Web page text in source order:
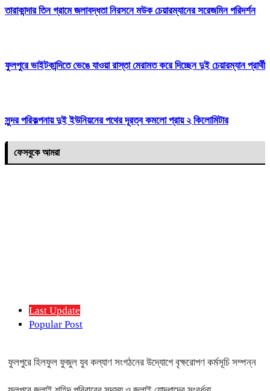
তারাকান্দার তিন গ্রামে জলাবদ্ধতা নিরসনে মউক চেয়ারম্যানের সরেজমিন পরিদর্শন
ফুলপুরে ভাইটকান্দিতে ভেঙে যাওয়া রাস্তা মেরামত করে দিচ্ছেন দুই চেয়ারম্যান প্রার্থী
সুন্দর পরিকল্পনায় দুই ইউনিয়নের পথের দূরত্ব কমলো প্রায় ২ কিলোমিটার
ফেসবুকে আমরা
Last Update
Popular Post
ফুলপুরে হিলফুল ফুজুল যুব কল্যাণ সংগঠনের উদ্যোগে বৃক্ষরোপণ কর্মসূচি সম্পন্ন